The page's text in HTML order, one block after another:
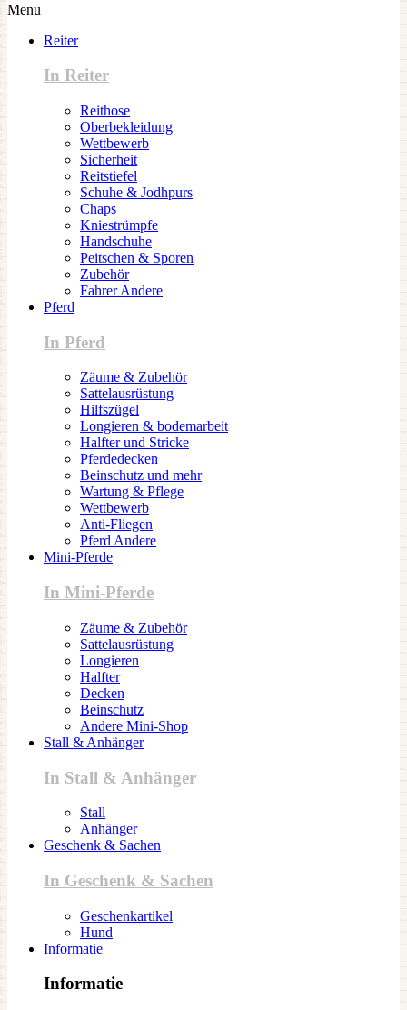
Menu
Reiter
In Reiter
Reithose
Oberbekleidung
Wettbewerb
Sicherheit
Reitstiefel
Schuhe & Jodhpurs
Chaps
Kniestrümpfe
Handschuhe
Peitschen & Sporen
Zubehör
Fahrer Andere
Pferd
In Pferd
Zäume & Zubehör
Sattelausrüstung
Hilfszügel
Longieren & bodemarbeit
Halfter und Stricke
Pferdedecken
Beinschutz und mehr
Wartung & Pflege
Wettbewerb
Anti-Fliegen
Pferd Andere
Mini-Pferde
In Mini-Pferde
Zäume & Zubehör
Sattelausrüstung
Longieren
Halfter
Decken
Beinschutz
Andere Mini-Shop
Stall & Anhänger
In Stall & Anhänger
Stall
Anhänger
Geschenk & Sachen
In Geschenk & Sachen
Geschenkartikel
Hund
Informatie
Informatie